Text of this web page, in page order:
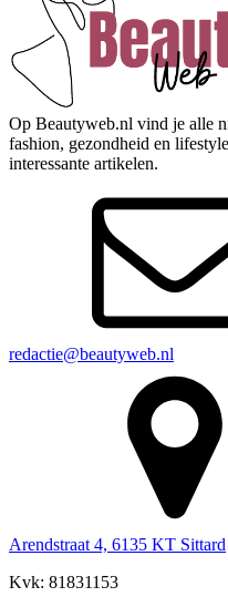
Op Beautyweb.nl vind je alle
fashion, gezondheid en
interessante artikelen.
redactie@beautyweb.nl
Arendstraat 4, 6135 KT Sittard
Kvk: 81831153